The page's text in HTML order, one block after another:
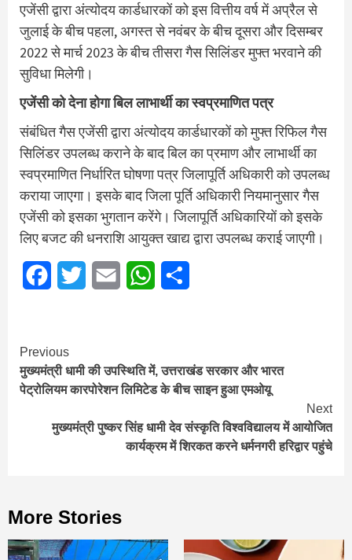
एजेंसी द्वारा अंत्योदय कार्डधारकों को इस वित्तीय वर्ष में अप्रैल से
जुलाई के बीच पहला, अगस्त से नवंबर के बीच दूसरा और दिसम्बर
2022 से मार्च 2023 के बीच तीसरा गैस सिलिंडर मुफ्त भरवाने की
सुविधा मिलेगी।
एजेंसी को देना होगा बिल लाभार्थी का स्वप्रमाणित पत्र
संबंधित गैस एजेंसी द्वारा अंत्योदय कार्डधारकों को मुफ्त रिफिल गैस
सिलिंडर उपलब्ध कराने के बाद बिल का प्रमाण और लाभार्थी का
स्वप्रमाणित निर्धारित घोषणा पत्र जिलापूर्ति अधिकारी को उपलब्ध
कराया जाएगा। इसके बाद जिला पूर्ति अधिकारी नियमानुसार गैस
एजेंसी को इसका भुगतान करेंगे। जिलापूर्ति अधिकारियों को इसके
लिए बजट की धनराशि आयुक्त खाद्य द्वारा उपलब्ध कराई जाएगी।
FacebookTwitter Email WhatsApp
Continue
Reading
Previous
मुख्यमंत्री धामी की उपस्थिति में, उत्तराखंड सरकार और भारत
पेट्रोलियम कारपोरेशन लिमिटेड के बीच साइन हुआ एमओयू
Next
मुख्‍यमंत्री पुष्‍कर सिंह धामी देव संस्कृति विश्वविद्यालय में आयोजित
कार्यक्रम में शिरकत करने धर्मनगरी हरिद्वार पहुंचे
More Stories